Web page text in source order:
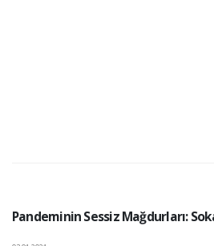
Pandeminin Sessiz Mağdurları: